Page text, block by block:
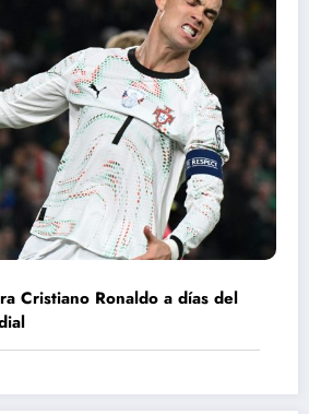
Cristiano Ronaldo a días del